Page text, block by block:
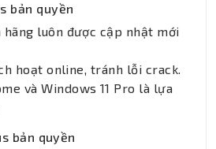
bản quyền
luôn được cập nhật mới
hoạt online, tránh lỗi crack.
và Windows 11 Pro là lựa
bản quyền